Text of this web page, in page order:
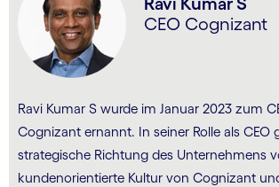
CEO Cognizant
Ravi Kumar S wurde im Januar 2023 zum
Cognizant ernannt. In seiner Rolle als CEO
strategische Richtung des Unternehmens
kundenorientierte Kultur von Cognizant